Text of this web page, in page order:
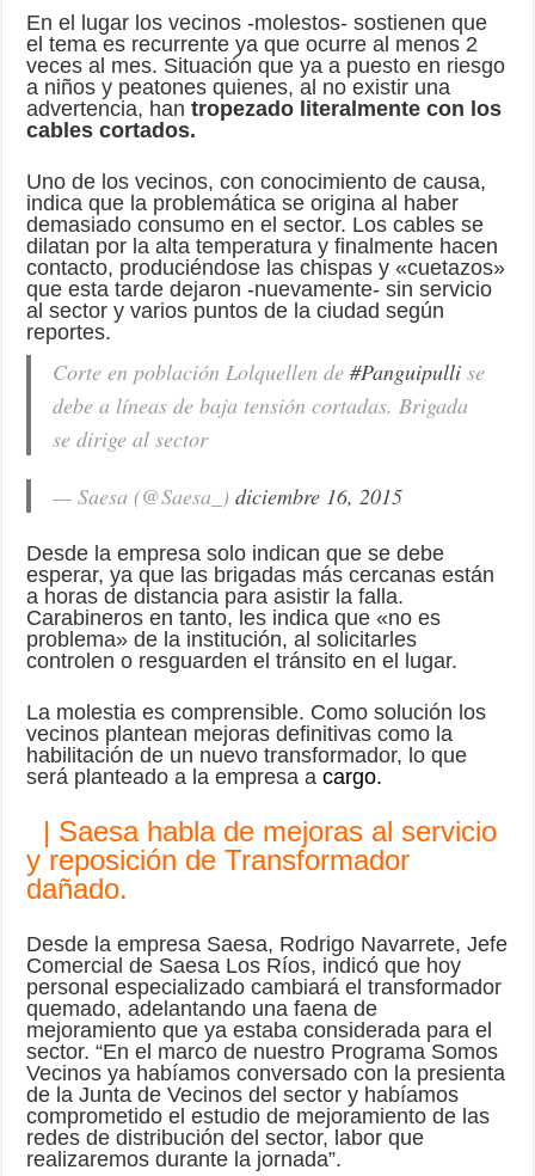
En el lugar los vecinos -molestos- sostienen que
el tema es recurrente ya que ocurre al menos 2
veces al mes. Situación que ya a puesto en riesgo
a niños y peatones quienes, al no existir una
advertencia, hantropezado literalmente con los
cables cortados.
Uno de los vecinos, con conocimiento de causa,
indica que la problemática se origina al haber
demasiado consumo en el sector. Los cables se
dilatan por la alta temperatura y finalmente hacen
contacto, produciéndose las chispas y «cuetazos»
que esta tarde dejaron -nuevamente- sin servicio
al sector y varios puntos de la ciudad según
reportes.
Corte en población Lolquellen de#Panguipulli se
debe a líneas de baja tensión cortadas. Brigada
se dirige al sector
— Saesa (@Saesa_)diciembre 16, 2015
Desde la empresa solo indican que se debe
esperar, ya que las brigadas más cercanas están
a horas de distancia para asistir la falla.
Carabineros en tanto, les indica que «no es
problema» de la institución, al solicitarles
controlen o resguarden el tránsito en el lugar.
La molestia es comprensible. Como solución los
vecinos plantean mejoras definitivas como la
habilitación de un nuevo transformador, lo que
será planteado a la empresa acargo.
| Saesa habla de mejoras al servicio
y reposición de Transformador
dañado.
Desde la empresa Saesa, Rodrigo Navarrete, Jefe
Comercial de Saesa Los Ríos, indicó que hoy
personal especializado cambiará el transformador
quemado, adelantando una faena de
mejoramiento que ya estaba considerada para el
sector. “En el marco de nuestro Programa Somos
Vecinos ya habíamos conversado con la presienta
de la Junta de Vecinos del sector y habíamos
comprometido el estudio de mejoramiento de las
redes de distribución del sector, labor que
realizaremos durante la jornada”.